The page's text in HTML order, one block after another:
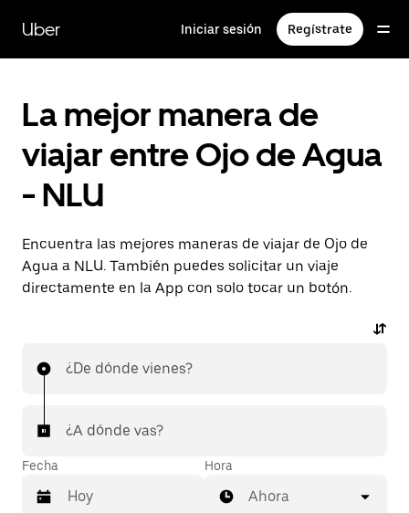
contenido
principal
Uber Iniciar sesión Regístrate
La mejor manera de
viajar entre Ojo de Agua
- NLU
Encuentra las mejores maneras de viajar de Ojo de
Agua a NLU. También puedes solicitar un viaje
directamente en la App con solo tocar un botón.
¿De dónde vienes?
¿A dónde vas?
Fecha Hora
Ahora